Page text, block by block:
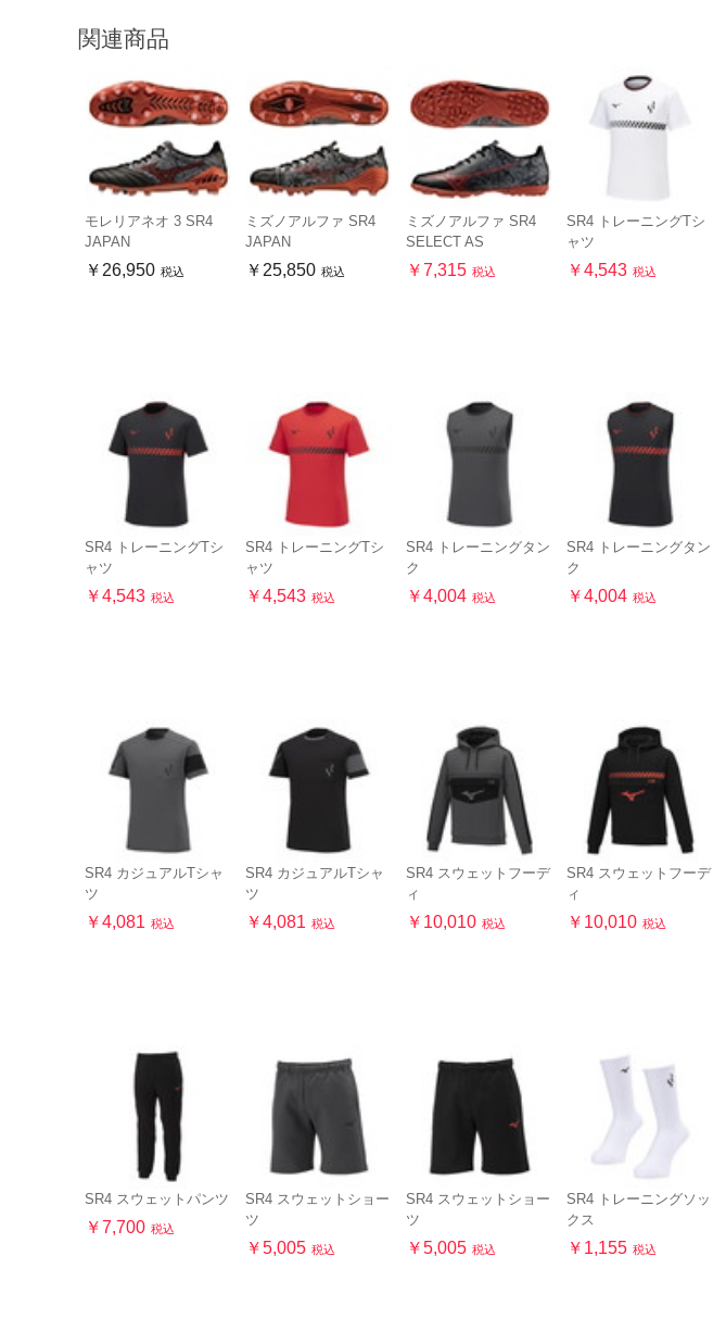
関連商品
モレリアネオ 3 SR4
JAPAN
￥26,950 税込
ミズノアルファ SR4
JAPAN
￥25,850 税込
ミズノアルファ SR4
SELECT AS
￥7,315 税込
SR4 トレーニングTシ
ャツ
￥4,543 税込
SR4 トレーニングTシ
ャツ
￥4,543 税込
SR4 トレーニングTシ
ャツ
￥4,543 税込
SR4 トレーニングタン
ク
￥4,004 税込
SR4 トレーニングタン
ク
￥4,004 税込
SR4 カジュアルTシャ
ツ
￥4,081 税込
SR4 カジュアルTシャ
ツ
￥4,081 税込
SR4 スウェットフーデ
ィ
￥10,010 税込
SR4 スウェットフーデ
ィ
￥10,010 税込
SR4 スウェットパンツ
￥7,700 税込
SR4 スウェットショー
ツ
￥5,005 税込
SR4 スウェットショー
ツ
￥5,005 税込
SR4 トレーニングソッ
クス
￥1,155 税込